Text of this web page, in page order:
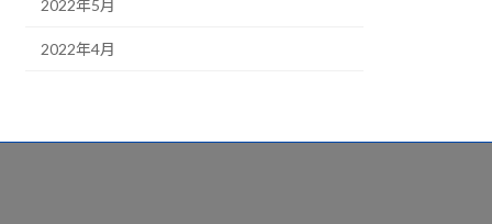
2022年5月
2022年4月